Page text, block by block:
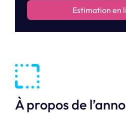
Estimation en
À propos de